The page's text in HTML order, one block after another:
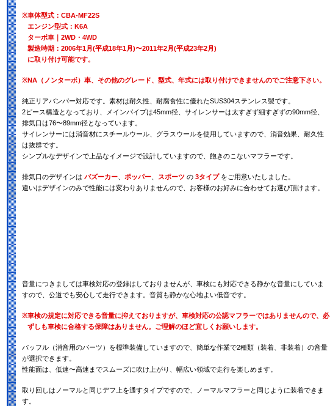
※車体型式：CBA-MF22S
エンジン型式：K6A
ターボ車｜2WD・4WD
製造時期：2006年1月(平成18年1月)〜2011年2月(平成23年2月)
に取り付け可能です。
※NA（ノンターボ）車、その他のグレード、型式、年式には取り付けできませんのでご注意下さい。
純正リアバンパー対応です。素材は耐久性、耐腐食性に優れたSUS304ステンレス製です。
2ピース構造となっており、メインパイプは45mm径、サイレンサーは太すぎず細すぎずの90mm径、
排気口は76〜89mm径となっています。
サイレンサーには消音材にスチールウール、グラスウールを使用していますので、消音効果、耐久性
は抜群です。
シンプルなデザインで上品なイメージで設計していますので、飽きのこないマフラーです。
排気口のデザインは バズーカー ポッパー スポーツ の 3タイプをご用意いたしました。
違いはデザインのみで性能には変わりありませんので、お客様のお好みに合わせてお選び頂けます。
音量につきましては車検対応の登録はしておりませんが、車検にも対応できる静かな音量にしていま
すので、公道でも安心して走行できます。音質も静かな心地よい低音です。
※車検の規定に対応できる音量に抑えておりますが、車検対応の公認マフラーではありませんので、必
ずしも車検に合格する保障はありません。ご理解のほど宜しくお願いします。
バッフル（消音用のパーツ）を標準装備していますので、簡単な作業で2種類（装着、非装着）の音量
が選択できます。
性能面は、低速〜高速までスムーズに吹け上がり、幅広い領域で走行を楽しめます。
取り回しはノーマルと同じデフ上を通すタイプですので、ノーマルマフラーと同じように装着できま
す。